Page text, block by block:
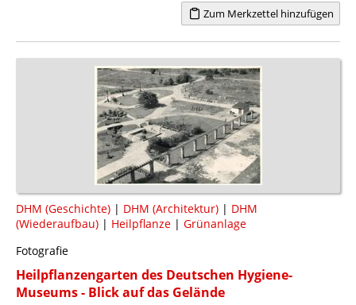
Zum Merkzettel hinzufügen
DHM (Geschichte) | DHM (Architektur) | DHM
(Wiederaufbau) | Heilpflanze | Grünanlage
Fotografie
Heilpflanzengarten des Deutschen Hygiene-
Museums - Blick auf das Gelände